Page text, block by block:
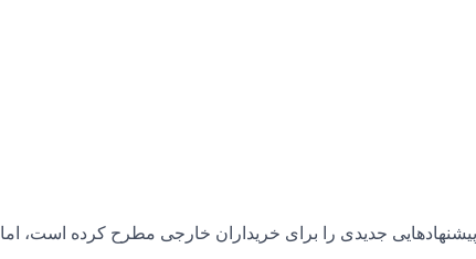
جدیدی را برای خریداران خارجی مطرح کرده است، اما